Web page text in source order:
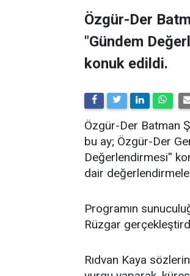
Özgür-Der
"Gündem
konuk edildi.
​Özgür-Der Batman
bu ay; Özgür-Der
Değerlendirmesi''
dair
Programın
Rüzgar
Rıdvan Kaya